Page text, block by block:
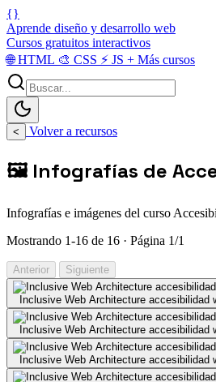
{}
Aprende diseño y desarrollo web
Cursos gratuitos interactivos
🌐HTML 🎨 CSS ⚡ JS + Más cursos
< Volver a recursos
🖼️ Infografías de
Infografías e imágenes del curso
Mostrando 1-16 de 16 · Página 1/1
Anterior Siguiente
Inclusive Web Architecture accesibilidad
Inclusive Web Architecture accesibilidad
Inclusive Web Architecture accesibilidad